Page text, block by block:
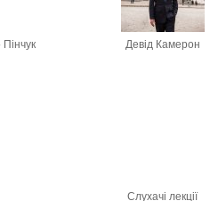
Девід Камерон
Слухачі лекції